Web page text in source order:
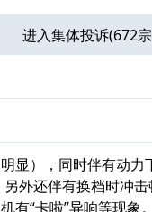
进入集体投诉(672
显），同时伴有动力
外还伴有换档时冲击
“卡啦”异响等现象。